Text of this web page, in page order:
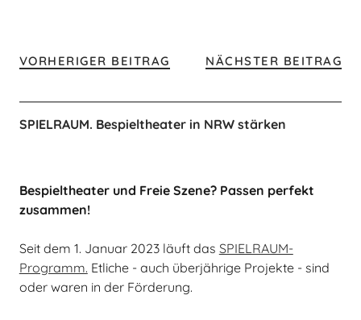
VORHERIGER BEITRAG NÄCHSTER BEITRAG
SPIELRAUM. Bespieltheater in NRW stärken
Bespieltheater und Freie Szene? Passen perfekt
zusammen!
Seit dem 1. Januar 2023 läuft das SPIELRAUM-
Programm. Etliche - auch überjährige Projekte - sind
oder waren in der Förderung.